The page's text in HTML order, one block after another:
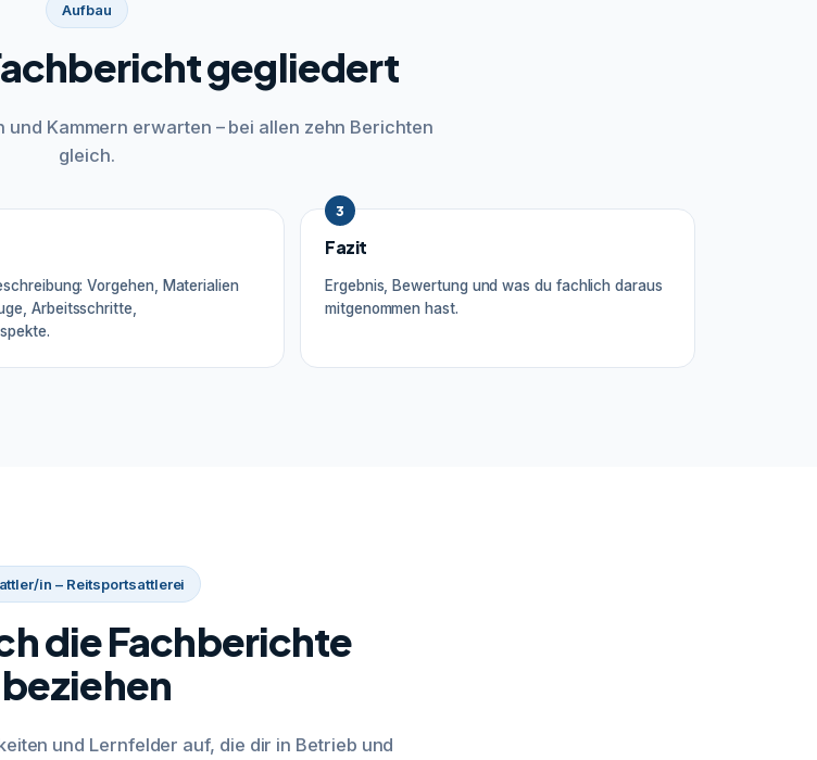
Aufbau
gegliedert
Kammern erwarten – bei allen zehn Berichten
gleich.
Vorgehen, Materialien
Arbeitsschritte,
3
Fazit
Ergebnis, Bewertung und was du fachlich daraus
mitgenommen hast.
in – Reitsportsattlerei
die Fachberichte
beziehen
und Lernfelder auf, die dir in Betrieb und